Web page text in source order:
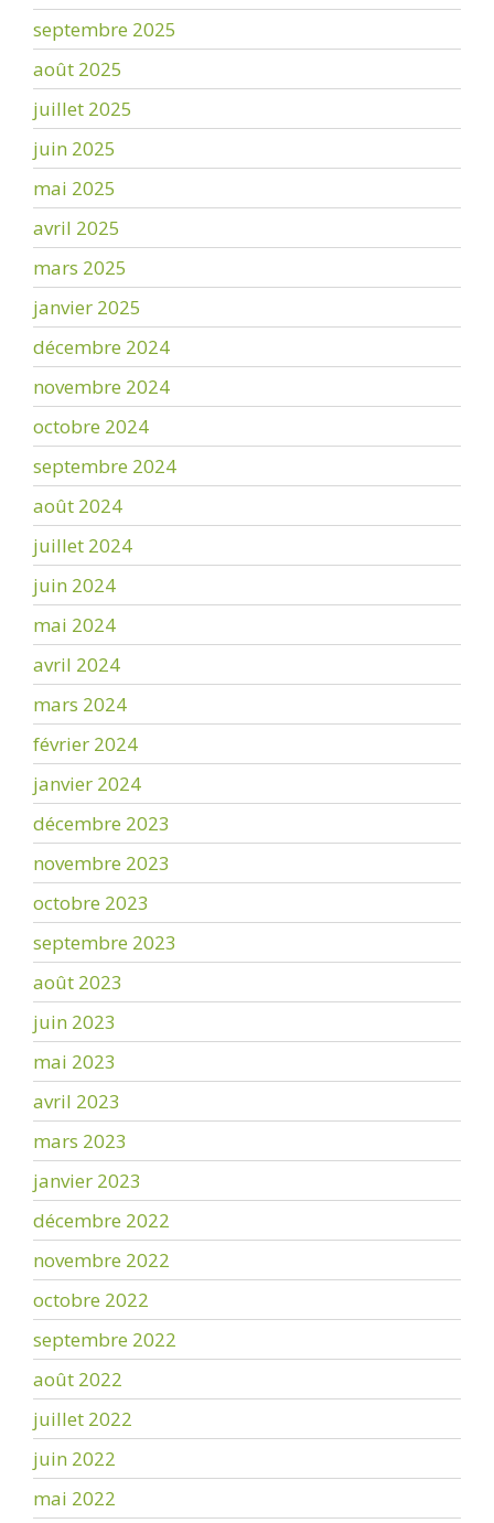
septembre 2025
août 2025
juillet 2025
juin 2025
mai 2025
avril 2025
mars 2025
janvier 2025
décembre 2024
novembre 2024
octobre 2024
septembre 2024
août 2024
juillet 2024
juin 2024
mai 2024
avril 2024
mars 2024
février 2024
janvier 2024
décembre 2023
novembre 2023
octobre 2023
septembre 2023
août 2023
juin 2023
mai 2023
avril 2023
mars 2023
janvier 2023
décembre 2022
novembre 2022
octobre 2022
septembre 2022
août 2022
juillet 2022
juin 2022
mai 2022